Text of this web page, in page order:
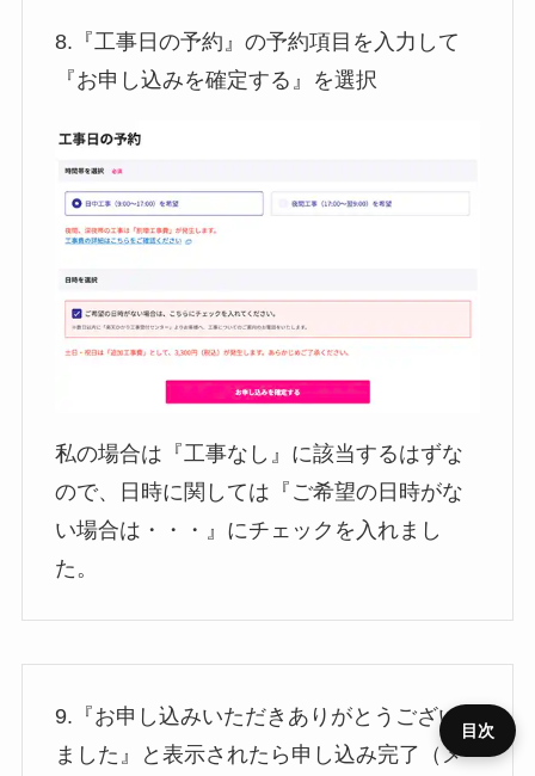
8.『工事日の予約』の予約項目を入力して
『お申し込みを確定する』を選択
私の場合は『工事なし』に該当するはずな
ので、日時に関しては『ご希望の日時がな
い場合は・・・』にチェックを入れまし
た。
9.『お申し込みいただきありがとうござい
ました』と表示されたら申し込み完了（メ
目次